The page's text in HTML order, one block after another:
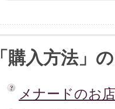
「購入方法」
メナードのお